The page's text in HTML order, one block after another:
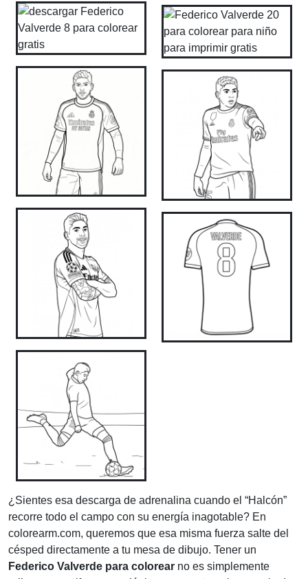
¿Sientes esa descarga de adrenalina cuando el “Halcón”
recorre todo el campo con su energía inagotable? En
colorearm.com, queremos que esa misma fuerza salte del
césped directamente a tu mesa de dibujo. Tener un
Federico Valverde para colorear no es simplemente